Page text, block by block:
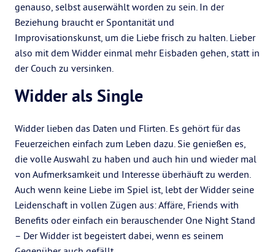
genauso, selbst auserwählt worden zu sein. In der
Beziehung braucht er Spontanität und
Improvisationskunst, um die Liebe frisch zu halten. Lieber
also mit dem Widder einmal mehr Eisbaden gehen, statt in
der Couch zu versinken.
Widder als Single
Widder lieben das Daten und Flirten. Es gehört für das
Feuerzeichen einfach zum Leben dazu. Sie genießen es,
die volle Auswahl zu haben und auch hin und wieder mal
von Aufmerksamkeit und Interesse überhäuft zu werden.
Auch wenn keine Liebe im Spiel ist, lebt der Widder seine
Leidenschaft in vollen Zügen aus: Affäre, Friends with
Benefits oder einfach ein berauschender One Night Stand
– Der Widder ist begeistert dabei, wenn es seinem